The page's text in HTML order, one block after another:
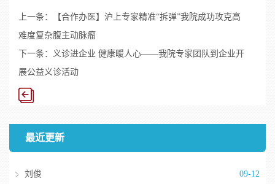
上一条：
【合作办医】沪上专家精准“拆弹”我院成功攻克高
难度复杂腹主动脉瘤
下一条： 义诊进企业 健康暖人心——我院专家团队到企业开
展公益义诊活动
最近更新
刘俊 09-12